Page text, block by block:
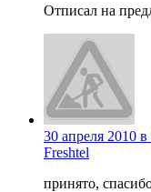
Отписал на
30 апреля 2010 в
Freshtel
принято,